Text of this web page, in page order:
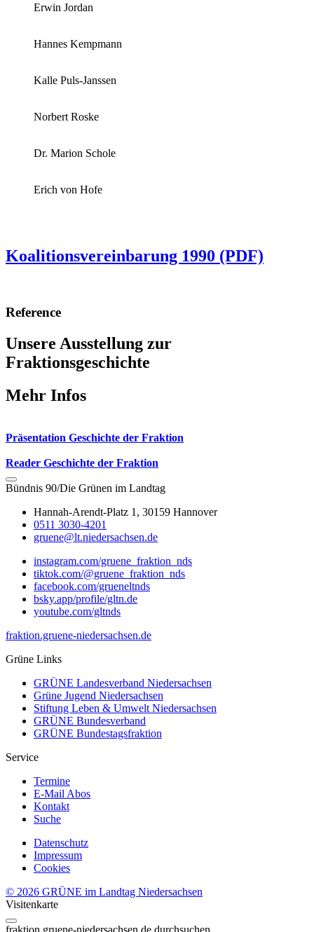
Erwin Jordan
Hannes Kempmann
Kalle Puls-Janssen
Norbert Roske
Dr. Marion Schole
Erich von Hofe
Koalitionsvereinbarung 1990 (PDF)
Reference
Unsere Ausstellung zur
Fraktionsgeschichte
Mehr Infos
Präsentation Geschichte der Fraktion
Reader Geschichte der Fraktion
Bündnis 90/Die Grünen im Landtag
Hannah-Arendt-Platz 1, 30159 Hannover
0511 3030-4201
gruene@lt.niedersachsen.de
instagram.com/gruene_fraktion_nds
tiktok.com/@gruene_fraktion_nds
facebook.com/grueneltnds
bsky.app/profile/gltn.de
youtube.com/gltnds
fraktion.gruene-niedersachsen.de
Grüne Links
GRÜNE Landesverband Niedersachsen
Grüne Jugend Niedersachsen
Stiftung Leben & Umwelt Niedersachsen
GRÜNE Bundesverband
GRÜNE Bundestagsfraktion
Service
Termine
E-Mail Abos
Kontakt
Suche
Datenschutz
Impressum
Cookies
© 2026 GRÜNE im Landtag Niedersachsen
Visitenkarte
fraktion.gruene-niedersachsen.de durchsuchen...